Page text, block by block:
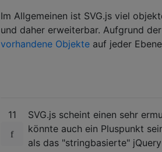
Im Allgemeinen ist SVG.js viel
und daher erweiterbar. Aufgrund
vorhandene Objekte auf jeder
11
SVG.js scheint einen sehr
könnte auch ein Pluspunkt
als das "stringbasierte"